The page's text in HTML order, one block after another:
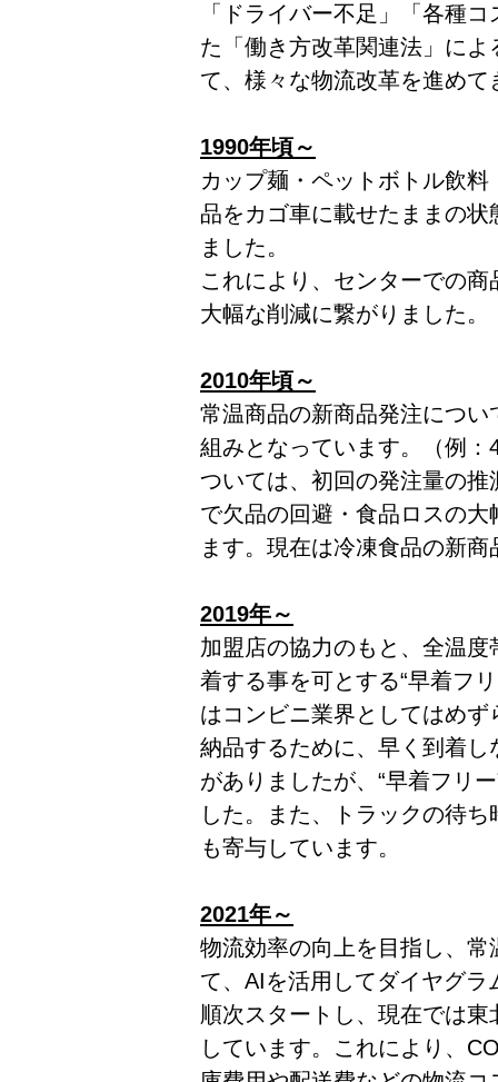
「ドライバー不足」「各種
た「働き方改革関連法」に
て、様々な物流改革を進めて
1990年頃～
カップ麺・ペットボトル飲
品をカゴ車に載せたままの
ました。
これにより、センターでの
大幅な削減に繋がりました。
2010年頃～
常温商品の新商品発注につ
組みとなっています。（例
ついては、初回の発注量の
で欠品の回避・食品ロスの
ます。現在は冷凍食品の新
2019年～
加盟店の協力のもと、全温
着する事を可とする“早着フ
はコンビニ業界としてはめ
納品するために、早く到着
がありましたが、“早着フリ
した。また、トラックの待
も寄与しています。
2021年～
物流効率の向上を目指し、
て、AIを活用してダイヤグ
順次スタートし、現在では
しています。これにより、